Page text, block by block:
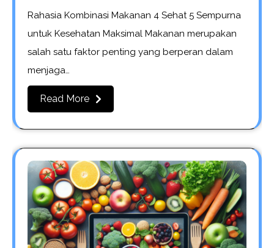
Rahasia Kombinasi Makanan 4 Sehat 5 Sempurna
untuk Kesehatan Maksimal Makanan merupakan
salah satu faktor penting yang berperan dalam
menjaga…
Read More